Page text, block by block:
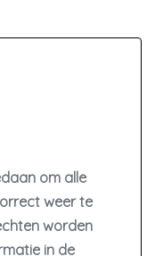
om alle
weer te
worden
in de